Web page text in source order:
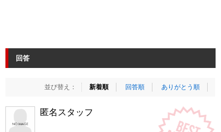
回答
並び替え： 新着順 回答順 ありがとう順
匿名スタッフ